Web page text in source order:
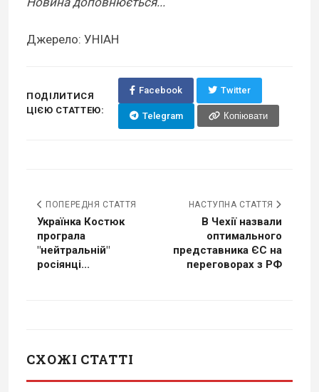
Джерело: УНІАН
ПОДІЛИТИСЯ
ЦІЄЮ СТАТТЕЮ:
Facebook Twitter
Telegram Копіювати
ПОПЕРЕДНЯ СТАТТЯ
Українка Костюк
програла
"нейтральній"
росіянці...
НАСТУПНА СТАТТЯ
В Чехії назвали
оптимального
представника ЄС на
переговорах з РФ
СХОЖІ СТАТТІ